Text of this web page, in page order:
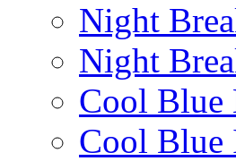
Night
Night
Cool Blue
Cool Blue